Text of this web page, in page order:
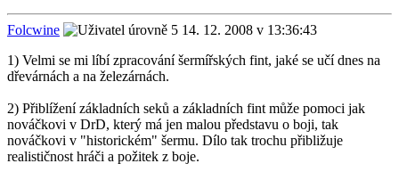
Folcwine
14. 12. 2008 v 13:36:43
1) Velmi se mi líbí zpracování šermířských fint, jaké se učí dnes na
dřevárnách a na železárnách.
2) Přiblížení základních seků a základních fint může pomoci jak
nováčkovi v DrD, který má jen malou představu o boji, tak
nováčkovi v "historickém" šermu. Dílo tak trochu přibližuje
realističnost hráči a požitek z boje.